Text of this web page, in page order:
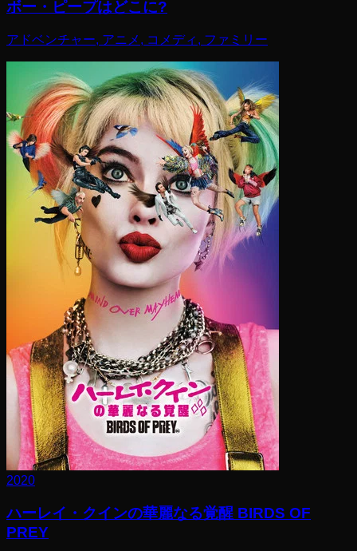
ボー・ピープはどこに?
アドベンチャー, アニメ, コメディ, ファミリー
2020
ハーレイ・クインの華麗なる覚醒 BIRDS OF
PREY